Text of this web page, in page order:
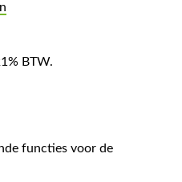
BTW.
functies voor de